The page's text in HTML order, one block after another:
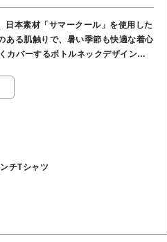
日本素材「サマークール」を使用した
カバーするボトルネックデザインで
展開 ライトグリーン/ピンク/ブラック
チTシャツ